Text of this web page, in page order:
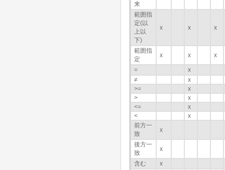
来
範囲指
定(以
上以
下)
x x x
範囲指
定
x x x
=
x
≠
x
>=
x
>
x
<=
x
<
x
前方一
致
x
後方一
致
x
含む
x